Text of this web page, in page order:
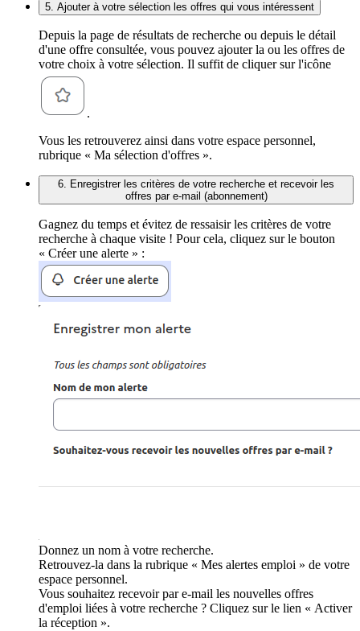
5. Ajouter à votre sélection les offres qui vous intéressent
Depuis la page de résultats de recherche ou depuis le détail
d'une offre consultée, vous pouvez ajouter la ou les offres de
votre choix à votre sélection. Il suffit de cliquer sur l'icône
.
Vous les retrouverez ainsi dans votre espace personnel,
rubrique « Ma sélection d'offres ».
6. Enregistrer les critères de votre recherche et recevoir les
offres par e-mail (abonnement)
Gagnez du temps et évitez de ressaisir les critères de votre
recherche à chaque visite ! Pour cela, cliquez sur le bouton
« Créer une alerte » :
Donnez un nom à votre recherche.
Retrouvez-la dans la rubrique « Mes alertes emploi » de votre
espace personnel.
Vous souhaitez recevoir par e-mail les nouvelles offres
d'emploi liées à votre recherche ? Cliquez sur le lien « Activer
la réception ».